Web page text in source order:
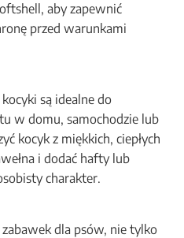
aby zapewnić
przed warunkami
kocyki są idealne do
w domu, samochodzie lub
kocyk z miękkich, ciepłych
i dodać hafty lub
charakter.
zabawek dla psów, nie tylko